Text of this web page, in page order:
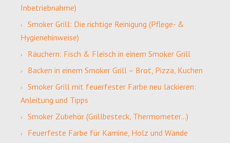
Inbetriebnahme)
Smoker Grill: Die richtige Reinigung (Pflege- &
Hygienehinweise)
Räuchern: Fisch & Fleisch in einem Smoker Grill
Backen in einem Smoker Grill – Brot, Pizza, Kuchen
Smoker Grill mit feuerfester Farbe neu lackieren:
Anleitung und Tipps
Smoker Zubehör (Grillbesteck, Thermometer…)
Feuerfeste Farbe für Kamine, Holz und Wände